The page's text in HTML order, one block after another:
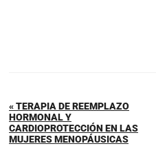
« TERAPIA DE REEMPLAZO
HORMONAL Y
CARDIOPROTECCIÓN EN LAS
MUJERES MENOPÁUSICAS